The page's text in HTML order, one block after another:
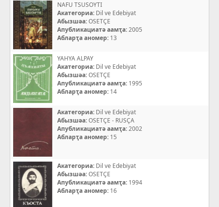
NAFU TSUSOYTI
Акатегориа: Dil ve Edebiyat
Абызшәа:OSETÇE
Апубликациатә аамҭа:2005
Абларҭа аномер: 13
YAHYA ALPAY
Акатегориа: Dil ve Edebiyat
Абызшәа:OSETÇE
Апубликациатә аамҭа: 1995
Абларҭа аномер: 14
Акатегориа: Dil ve Edebiyat
Абызшәа:OSETÇE - RUSÇA
Апубликациатә аамҭа:2002
Абларҭа аномер: 15
Акатегориа: Dil ve Edebiyat
Абызшәа:OSETÇE
Апубликациатә аамҭа: 1994
Абларҭа аномер: 16